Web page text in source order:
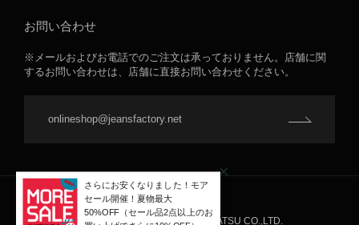
お問い合わせ
※メールおよびお電話でのご注文は承っておりません。店舗に関
するお問い合わせは、店舗に直接お問い合わせください。
onlineshop@jeansfactory.net
JEANS FACTORY ©INTER-NAKATSU CO.,LTD.